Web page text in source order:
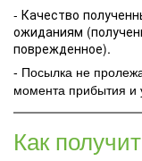
- Качество
ожиданиям
поврежденное).
- Посылка не
момента прибытия и
Как